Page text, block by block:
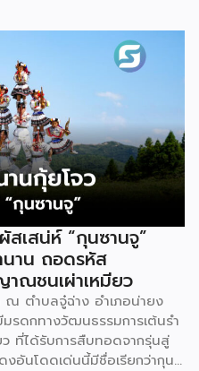
เรื่องการวิจัยในภาพรวม รวม
ย ตั้งแต่ระดับเยาวชนไปจนถึง
ยงานผู้อยู่เบื้องหลังงานวิจัย
รรมที่นำมาจัดแสดงในบูธ
บสนุนภายใต้ชุดโครงการ
ดเจน คือการแนะแนวและ
รรมที่ต่อยอดมาจากงานวิจัย
ในเชิงพาณิชย์ ไม่ใช่แค่งาน
ำมาโชว์ในบูธจึงเป็นผลิตภัณฑ์
นด์ขายออนไลน์ บางแบรนด์
มีการสาธิตนำผลิตภัณฑ์ไป
ร่วมงานเห็นวิธีใช้งานจริง
ยแบบเดิม ๆ แต่แปรรูปเป็น
สดๆ หน้าบูธ เพื่อดึงดูดและ
ดลองสัมผัสสินค้าจริง และหาก
ไปทำเครื่องดื่มต่อเองที่บ้านได้
เสน่ห์ “กุนซานจู”
าน ถอดรหัส
ณชนเผ่าเหมียว
ณ ตำบลจู๋ฉ่าง อำเภอน่ายง
รดกทางวัฒนธรรมการเต้นรำ
ที่ได้รับการสืบทอดจากรุ่นสู่
งอันโดดเด่นนี้มีชื่อเรียกว่ากุน